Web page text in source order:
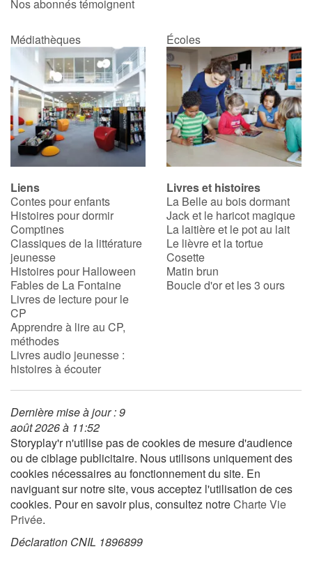
Contraste +
Aide
Accueil
Famille
Écoles
Médiathèques
Vidéos & Tutoriaux
Blog
Actualités
Rencontres et témoignages
Contes d'ici et d'ailleurs
Autour de la lecture
Apprendre à lire
Livre audio
Nos abonnés témoignent
Médiathèques Écoles
Liens
Contes pour enfants
Histoires pour dormir
Comptines
Classiques de la littérature
jeunesse
Histoires pour Halloween
Fables de La Fontaine
Livres de lecture pour le
CP
Apprendre à lire au CP,
méthodes
Livres audio jeunesse :
histoires à écouter
Livres et histoires
La Belle au bois dormant
Jack et le haricot magique
La laitière et le pot au lait
Le lièvre et la tortue
Cosette
Matin brun
Boucle d'or et les 3 ours
Dernière mise à jour : 9
août 2026 à 11:52
Storyplay'r n'utilise pas de cookies de mesure d'audience
ou de ciblage publicitaire. Nous utilisons uniquement des
cookies nécessaires au fonctionnement du site. En
naviguant sur notre site, vous acceptez l'utilisation de ces
cookies. Pour en savoir plus, consultez notreCharte Vie
Privée.
Déclaration CNIL 1896899